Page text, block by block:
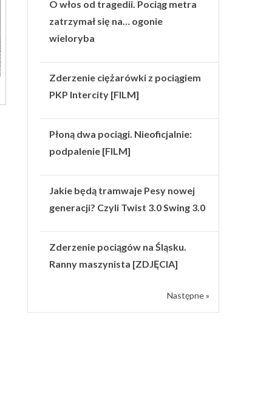
O włos od tragedii. Pociąg metra
zatrzymał się na… ogonie
wieloryba
Zderzenie ciężarówki z pociągiem
PKP Intercity [FILM]
Płoną dwa pociągi. Nieoficjalnie:
podpalenie [FILM]
Jakie będą tramwaje Pesy nowej
generacji? Czyli Twist 3.0 Swing 3.0
Zderzenie pociągów na Śląsku.
Ranny maszynista [ZDJĘCIA]
Następne »